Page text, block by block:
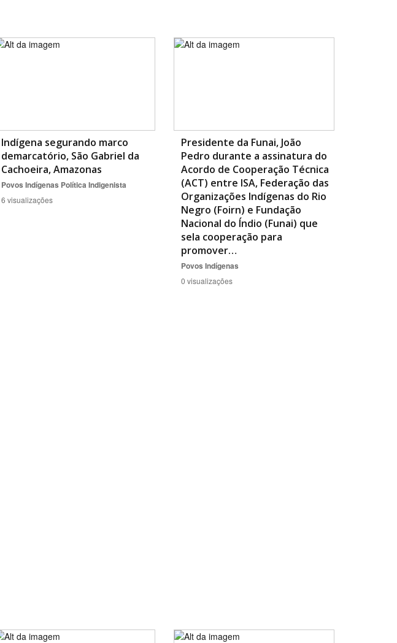
BUSCAR
Indígena segurando marco
demarcatório, São Gabriel da
Cachoeira, Amazonas
Povos Indígenas Política Indigenista
6 visualizações
Presidente da Funai, João
Pedro durante a assinatura do
Acordo de Cooperação Técnica
(ACT) entre ISA, Federação das
Organizações Indígenas do Rio
Negro (Foirn) e Fundação
Nacional do Índio (Funai) que
sela cooperação para
promover…
Povos Indígenas
0 visualizações